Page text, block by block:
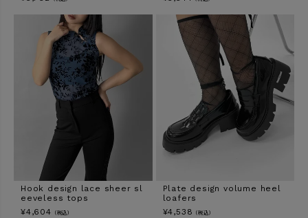
Hook design lace sheer sl
eeveless tops
¥4,604 （税込）
Plate design volume heel
loafers
¥4,538 （税込）